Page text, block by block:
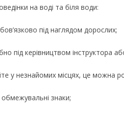
на воді та біля води:
під наглядом дорослих;
під керівництвом інструктора
у незнайомих місцях, це можна
знаки;